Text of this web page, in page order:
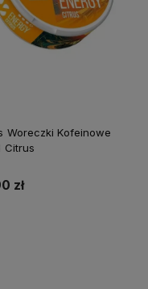
Woreczki Kofeinowe
Citrus
zł